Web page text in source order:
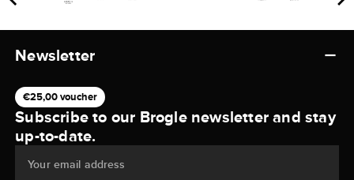
Newsletter
€25,00 voucher
Subscribe to our Brogle newsletter and stay
up-to-date.
Your email address